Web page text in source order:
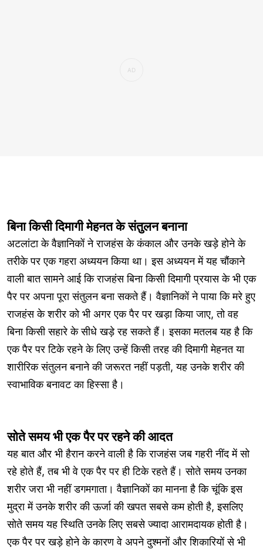
बिना किसी दिमागी मेहनत के संतुलन बनाना
अटलांटा के वैज्ञानिकों ने राजहंस के कंकाल और उनके खड़े होने के
तरीके पर एक गहरा अध्ययन किया था। इस अध्ययन में यह चौंकाने
वाली बात सामने आई कि राजहंस बिना किसी दिमागी प्रयास के भी एक
पैर पर अपना पूरा संतुलन बना सकते हैं। वैज्ञानिकों ने पाया कि मरे हुए
राजहंस के शरीर को भी अगर एक पैर पर खड़ा किया जाए, तो वह
बिना किसी सहारे के सीधे खड़े रह सकते हैं। इसका मतलब यह है कि
एक पैर पर टिके रहने के लिए उन्हें किसी तरह की दिमागी मेहनत या
शारीरिक संतुलन बनाने की जरूरत नहीं पड़ती, यह उनके शरीर की
स्वाभाविक बनावट का हिस्सा है।
सोते समय भी एक पैर पर रहने की आदत
यह बात और भी हैरान करने वाली है कि राजहंस जब गहरी नींद में सो
रहे होते हैं, तब भी वे एक पैर पर ही टिके रहते हैं। सोते समय उनका
शरीर जरा भी नहीं डगमगाता। वैज्ञानिकों का मानना है कि चूंकि इस
मुद्रा में उनके शरीर की ऊर्जा की खपत सबसे कम होती है, इसलिए
सोते समय यह स्थिति उनके लिए सबसे ज्यादा आरामदायक होती है।
एक पैर पर खड़े होने के कारण वे अपने दुश्मनों और शिकारियों से भी